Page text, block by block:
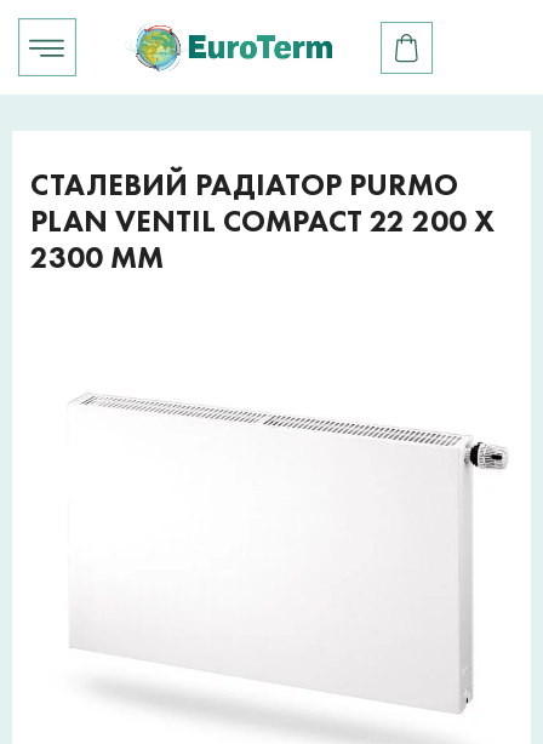
СТАЛЕВИЙ РАДІАТОР PURMO
PLAN VENTIL COMPACT 22 200 X
2300 ММ